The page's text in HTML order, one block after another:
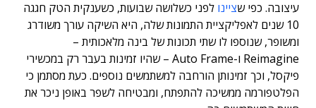
עיצובה. כפי שציינו לפני כשלושה שבועות, כשענקית הטק חגגה
10 שנים לאפליקציית התמונות שלה, היא השיקה עורך משודרג
ומשופר, שנוספו לו שתי תכונות של בינה מלאכותית –
Reimagine ו-Auto Frame – שהיו זמינות בעבר רק במכשירי
פיקסל, וכך זמינותן הורחבה למשתמשים נוספים. כעת מסתמן כי
הפלטפורמה ממשיכה להתפתח, ומבטיחה לשפר באופן ניכר את